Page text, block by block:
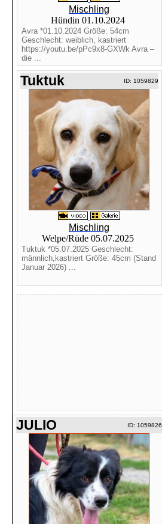
Mischling
Hündin 01.10.2024
Avra *01.10.2024 Größe: 54cm
Geschlecht: weiblich, kastriert
https://youtu.be/pPc9x8-GXWk Avra –
die ...
Tuktuk ID: 1059829
Mischling
Welpe/Rüde 05.07.2025
Tuktuk *05.07.2025 Geschlecht:
männlich,kastriert Größe: 45cm (Stand
Januar 2026) ...
JULIO ID: 1059826